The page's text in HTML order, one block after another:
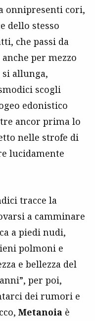
onnipresenti cori,
dello stesso
che passi da
per mezzo
allunga,
scogli
edonistico
ancor prima lo
nelle strofe di
lucidamente
tracce la
a camminare
a piedi nudi,
polmoni e
e bellezza del
per poi,
dei rumori e
Metanoia è